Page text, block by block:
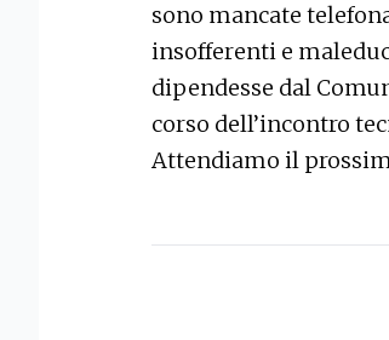
sono mancate
insofferenti e
dipendesse dal
corso dell’incontro
Attendiamo il